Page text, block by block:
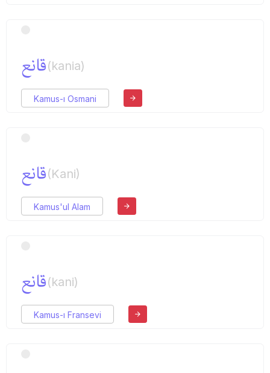
قانع(kania)
Kamus-ı Osmani
قانع(Kani)
Kamus'ul Alam
قانع(kani)
Kamus-ı Fransevi